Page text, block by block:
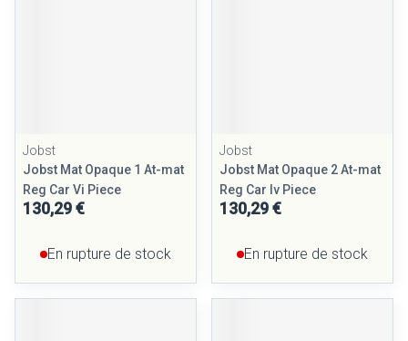
Jobst
Jobst Mat Opaque 1 At-mat
Reg Car Vi Piece
130,29 €
En rupture de stock
Jobst
Jobst Mat Opaque 2 At-mat
Reg Car Iv Piece
130,29 €
En rupture de stock